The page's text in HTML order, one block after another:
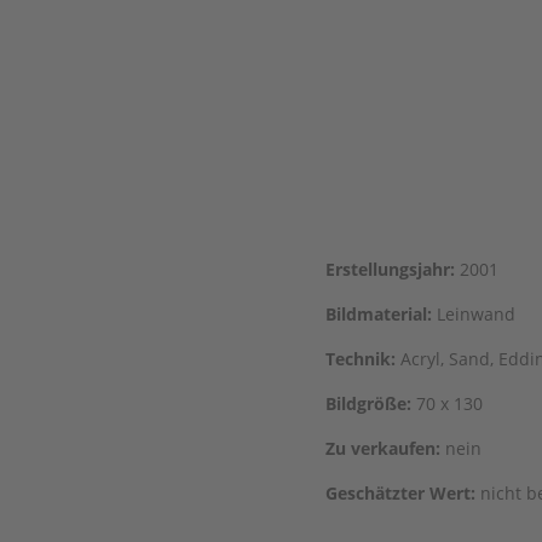
Erstel­lungs­jahr: 2001
Bild­ma­te­ri­al: Leinwand
Tech­nik: Acryl, Sand,
Bild­grö­ße: 70 x 130
Zu ver­kau­fen: nein
Geschätz­ter Wert: nicht